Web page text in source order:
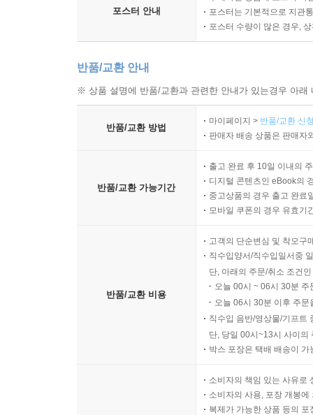
포스터 안내
포스터는 기본적으로 지관
포스터 수량이 많은 경우,
반품/교환 안내
※ 상품 설명에 반품/교환과 관련한 안내가 있는경우 아
반품/교환 방법
마이페이지 > 반품/교환 신
판매자 배송 상품은 판매자
반품/교환 가능기간
출고 완료 후 10일 이내의
디지털 콘텐츠인 eBook의
중고상품의 경우 출고 완료
모바일 쿠폰의 경우 유효기
반품/교환 비용
고객의 단순변심 및 착오구
직수입양서/직수입일서중
단, 아래의 주문/취소 조건
오늘 00시 ~ 06시 30분
오늘 06시 30분 이후 주
직수입 음반/영상물/기프트
단, 당일 00시~13시 사이의
박스 포장은 택배 배송이
소비자의 책임 있는 사유로
소비자의 사용, 포장 개봉
복제가 가능한 상품 등의